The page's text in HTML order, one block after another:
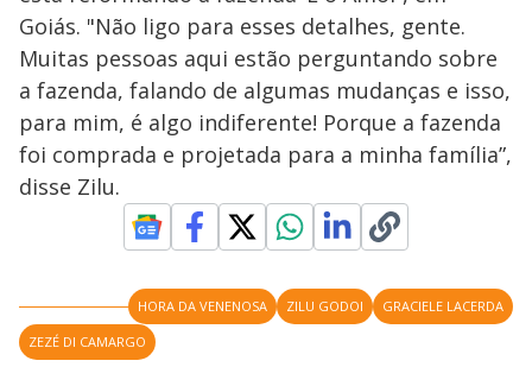
a
y
V
i
d
d
s
n
o
s
M
u
d
o
Goiás. "Não ligo para esses detalhes, gente.
Muitas pessoas aqui estão perguntando sobre
a fazenda, falando de algumas mudanças e isso,
para mim, é algo indiferente! Porque a fazenda
foi comprada e projetada para a minha família”,
disse Zilu.
HORA DA VENENOSA ZILU GODOI
GRACIELE LACERDA
ZEZÉ DI CAMARGO